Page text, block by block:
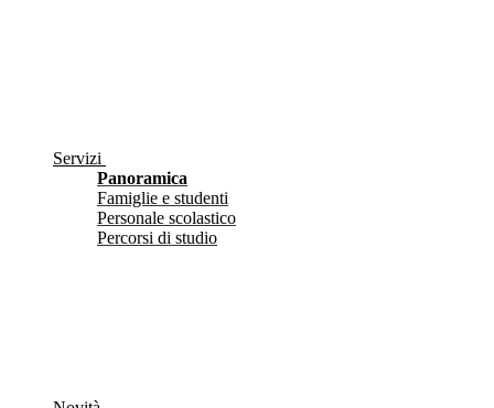
Servizi
Panoramica
Famiglie e studenti
Personale scolastico
Percorsi di studio